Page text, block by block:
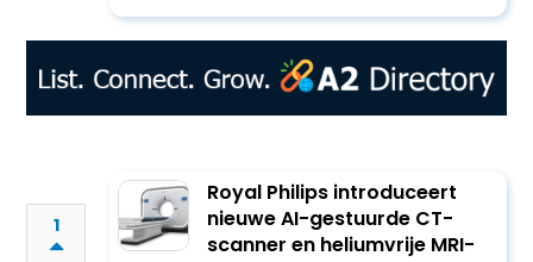
1
Royal Philips introduceert
nieuwe AI-gestuurde CT-
scanner en heliumvrije MRI-